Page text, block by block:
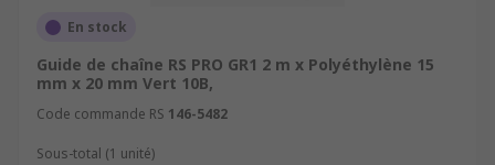
En stock
Guide de chaîne RS PRO GR1 2 m x Polyéthylène 15
mm x 20 mm Vert 10B,
Code commande RS 146-5482
Sous-total (1 unité)